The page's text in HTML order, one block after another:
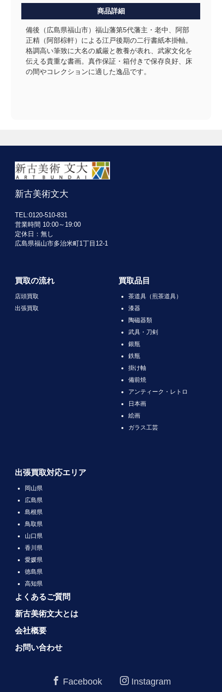
商品詳細
備後（広島県福山市）福山藩第5代藩主・老中、阿部
正精（阿部棕軒）による江戸後期の二行書紙本掛軸。
格調高い筆致に大名の威厳と教養が表れ、武家文化を
伝える貴重な書画。真作保証・箱付きで保存良好、床
の間やコレクションに適した逸品です。
新古美術文大
TEL:0120-510-831
営業時間 10:00～19:00
定休日：無し
広島県福山市多治米町1丁目12-1
買取の流れ
店頭買取
出張買取
買取品目
茶道具（煎茶道具）
漆器
陶磁器類
武具・刀剣
銀瓶
鉄瓶
掛け軸
備前焼
アンティーク・レトロ
日本画
絵画
ガラス工芸
出張買取対応エリア
岡山県
広島県
島根県
鳥取県
山口県
香川県
愛媛県
徳島県
高知県
よくあるご質問
新古美術文大とは
会社概要
お問い合わせ
Facebook Instagram